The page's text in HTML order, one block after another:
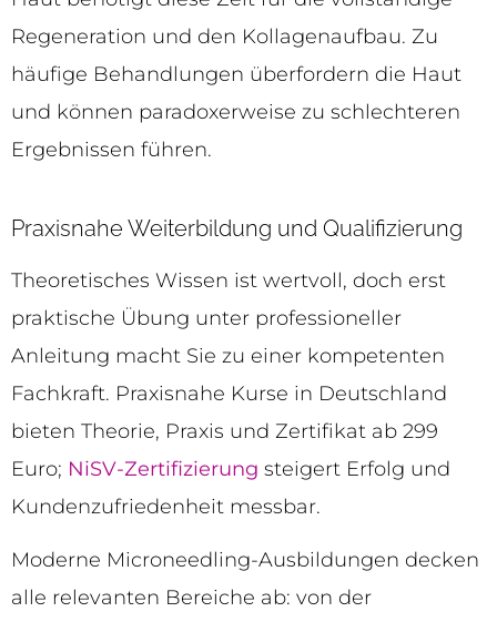
Regeneration und den Kollagenaufbau. Zu
häufige Behandlungen überfordern die Haut
und können paradoxerweise zu schlechteren
Ergebnissen führen.
Praxisnahe Weiterbildung und Qualifizierung
Theoretisches Wissen ist wertvoll, doch erst
praktische Übung unter professioneller
Anleitung macht Sie zu einer kompetenten
Fachkraft. Praxisnahe Kurse in Deutschland
bieten Theorie, Praxis und Zertifikat ab 299
Euro; NiSV-Zertifizierung steigert Erfolg und
Kundenzufriedenheit messbar.
Moderne Microneedling-Ausbildungen decken
alle relevanten Bereiche ab: von der